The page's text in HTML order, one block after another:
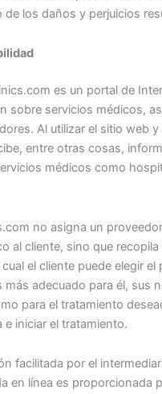
de los daños y perjuicios
es un portal de
sobre servicios médicos,
Al utilizar el sitio web y
entre otras cosas,
médicos como
no asigna un
al cliente, sino que recopila
el cliente puede elegir el
más adecuado para él, sus
para el tratamiento
iniciar el tratamiento.
facilitada por el
en línea es proporcionada